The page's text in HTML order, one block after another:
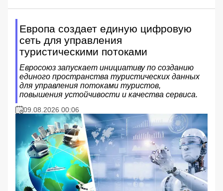
Европа создает единую цифровую
сеть для управления
туристическими потоками
Евросоюз запускает инициативу по созданию
единого пространства туристических данных
для управления потоками туристов,
повышения устойчивости и качества сервиса.
09.08.2026 00:06